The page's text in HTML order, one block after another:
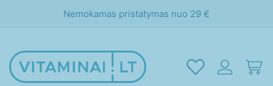
Nemokamas pristatymas nuo 29 €